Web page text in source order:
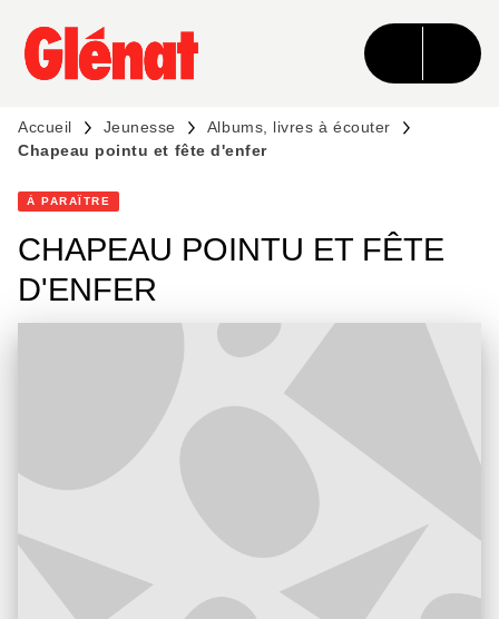
MENU RECHERCHE CONTENU
PIED DE PAGE
Accueil Jeunesse
Albums, livres à écouter
Chapeau pointu et fête d'enfer
À PARAÎTRE
CHAPEAU POINTU ET FÊTE
D'ENFER